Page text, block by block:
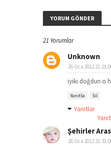
YORUM GÖNDER
21 Yorumlar
Unknown
26 Oca 2012
iyiki doğdun o
Yanıtla Sil
Yanıtlar
Şehirler
26 Oca 2012